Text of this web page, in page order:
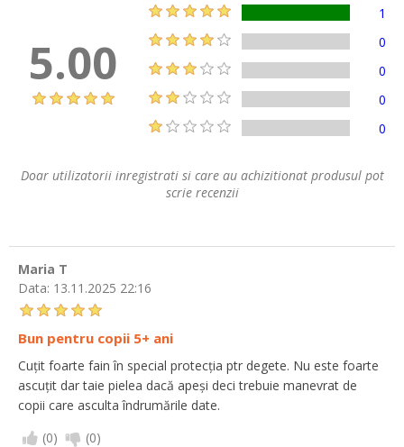
5.00
1
0
0
0
0
Doar utilizatorii inregistrati si care au achizitionat produsul pot
scrie recenzii
Maria T
Data: 13.11.2025 22:16
Bun pentru copii 5+ ani
Cuțit foarte fain în special protecția ptr degete. Nu este foarte
ascuțit dar taie pielea dacă apeși deci trebuie manevrat de
copii care asculta îndrumările date.
(0) (0)